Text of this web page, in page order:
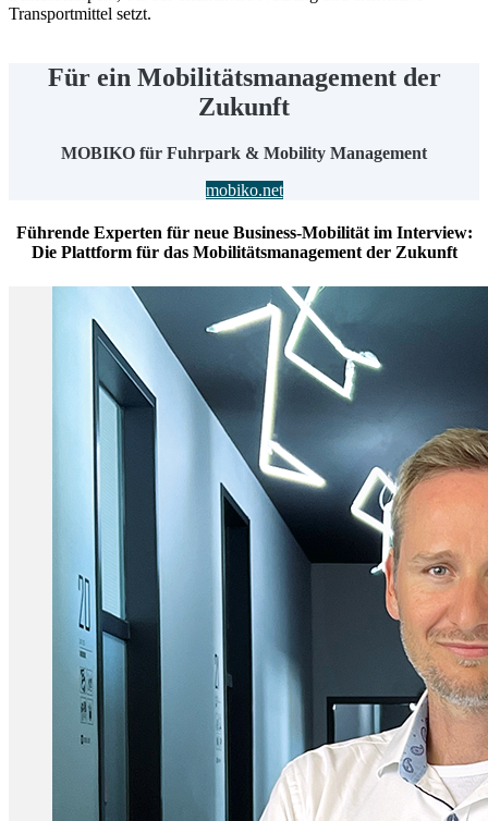
Transportmittel setzt.
Für ein Mobilitäts­management der
Zukunft
MOBIKO für Fuhrpark & Mobility Management
mobiko.net
Führende Experten für neue Business-Mobilität im Interview:
Die Plattform für das Mobilitätsmanagement der Zukunft